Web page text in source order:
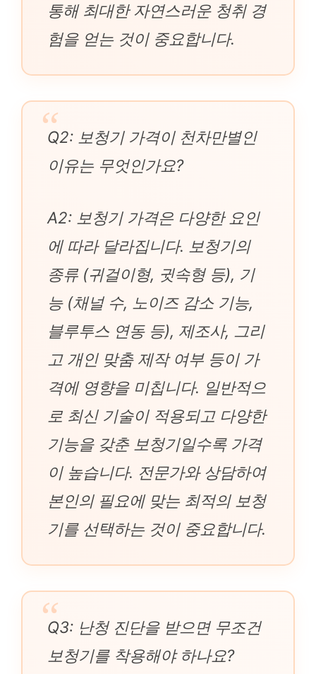
통해 최대한 자연스러운 청취 경
험을 얻는 것이 중요합니다.
Q2: 보청기 가격이 천차만별인
이유는 무엇인가요?
A2: 보청기 가격은 다양한 요인
에 따라 달라집니다. 보청기의
종류 (귀걸이형, 귓속형 등), 기
능 (채널 수, 노이즈 감소 기능,
블루투스 연동 등), 제조사, 그리
고 개인 맞춤 제작 여부 등이 가
격에 영향을 미칩니다. 일반적으
로 최신 기술이 적용되고 다양한
기능을 갖춘 보청기일수록 가격
이 높습니다. 전문가와 상담하여
본인의 필요에 맞는 최적의 보청
기를 선택하는 것이 중요합니다.
Q3: 난청 진단을 받으면 무조건
보청기를 착용해야 하나요?